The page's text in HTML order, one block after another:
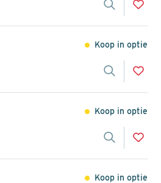
Koop in optie
Koop in optie
Koop in optie